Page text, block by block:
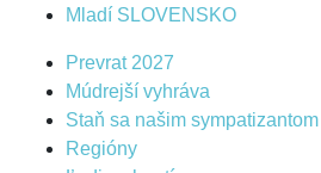
Mladí SLOVENSKO
Prevrat 2027
Múdrejší vyhráva
Staň sa našim sympatizantom
Regióny